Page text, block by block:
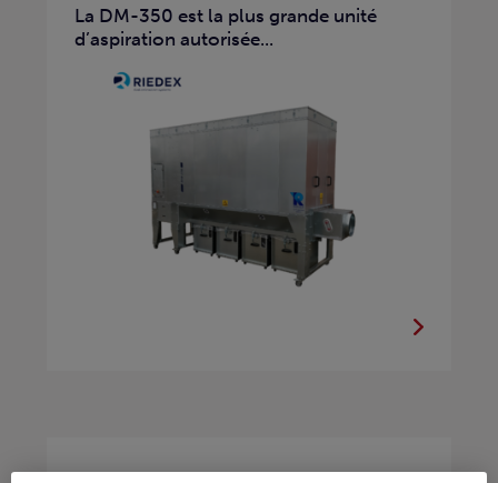
La DM-350 est la plus grande unité
d’aspiration autorisée...